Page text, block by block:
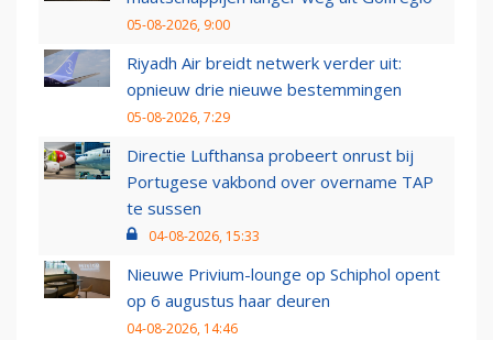
05-08-2026, 9:00
Riyadh Air breidt netwerk verder uit:
opnieuw drie nieuwe bestemmingen
05-08-2026, 7:29
Directie Lufthansa probeert onrust bij
Portugese vakbond over overname TAP
te sussen
04-08-2026, 15:33
Nieuwe Privium-lounge op Schiphol opent
op 6 augustus haar deuren
04-08-2026, 14:46